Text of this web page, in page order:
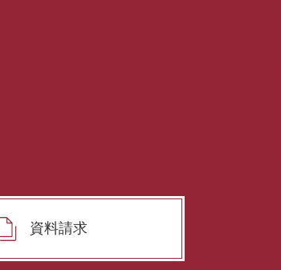
資料請求